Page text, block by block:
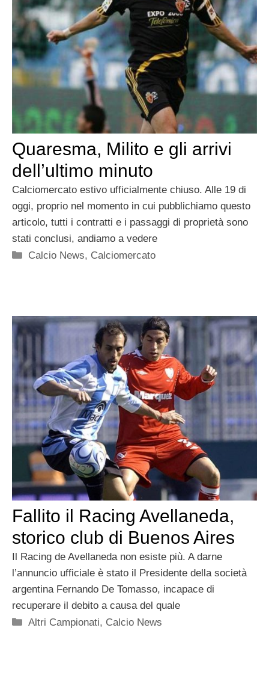
Quaresma, Milito e gli arrivi
dell’ultimo minuto
Calciomercato estivo ufficialmente chiuso. Alle 19 di
oggi, proprio nel momento in cui pubblichiamo questo
articolo, tutti i contratti e i passaggi di proprietà sono
stati conclusi, andiamo a vedere
Categorie
Calcio News, Calciomercato
Fallito il Racing Avellaneda,
storico club di Buenos Aires
Il Racing de Avellaneda non esiste più. A darne
l’annuncio ufficiale è stato il Presidente della società
argentina Fernando De Tomasso, incapace di
recuperare il debito a causa del quale
Categorie
Altri Campionati, Calcio News